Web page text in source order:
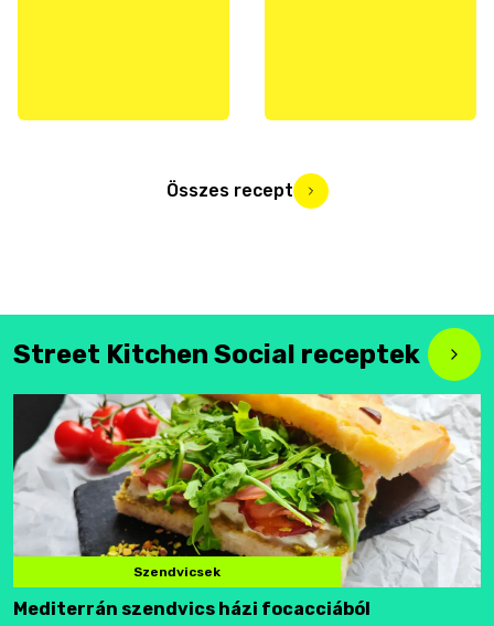
Összes recept
Street Kitchen Social receptek
Szendvicsek
Mediterrán szendvics házi focacciából